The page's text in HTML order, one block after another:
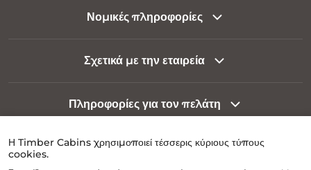
Νομικές πληροφορίες
Σχετικά με την εταιρεία
Πληροφορίες για τον πελάτη
Η Timber Cabins χρησιμοποιεί τέσσερις κύριους τύπους
cookies.